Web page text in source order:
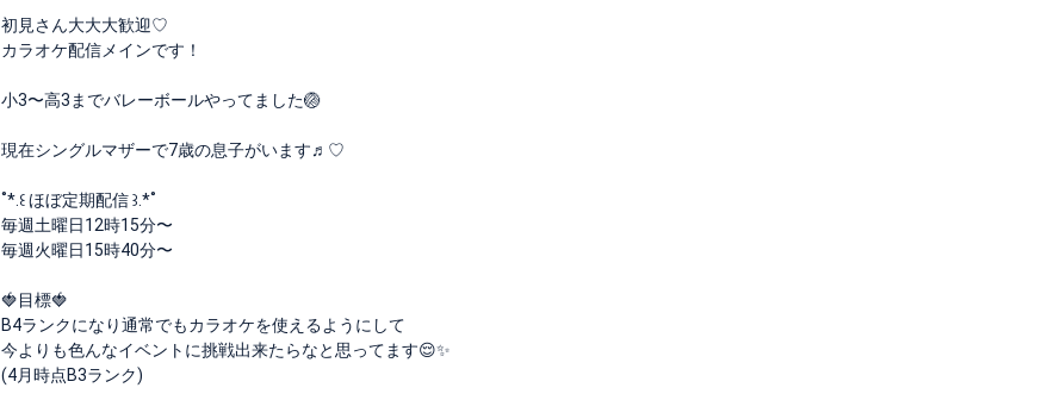
初見さん大大大歓迎♡
カラオケ配信メインです！
小3〜高3までバレーボールやってました🏐
現在シングルマザーで7歳の息子がいます♬︎♡
˚*.꒰ ほぼ定期配信 ꒱.*˚
毎週土曜日12時15分〜
毎週火曜日15時40分〜
🍓目標🍓
B4ランクになり通常でもカラオケを使えるようにして
今よりも色んなイベントに挑戦出来たらなと思ってます😌✨
(4月時点B3ランク)